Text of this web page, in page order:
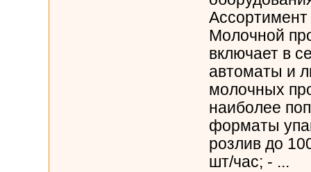
Молочной
включает в
автоматы и
молочных
наиболее
форматы
розлив до
шт/час; - ...